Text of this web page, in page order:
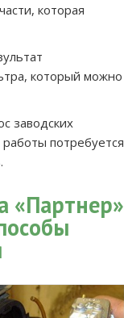
которая
который можно
заводских
потребуется
«Партнер»